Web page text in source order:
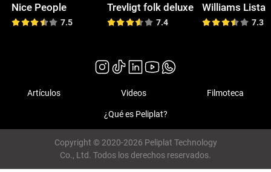
Nice People
7.5
Trevligt folk deluxe
7.4
Williams Lista
7.3
Artículos Videos Filmoteca
¿Qué es Peliplat?
Copyright © 2020-2026 Peliplat Technology
Co., Ltd. Todos los derechos reservados.